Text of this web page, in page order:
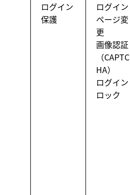
ログイン
保護
ログイン
ページ変
更
画像認証
（CAPTC
HA）
ログイン
ロック